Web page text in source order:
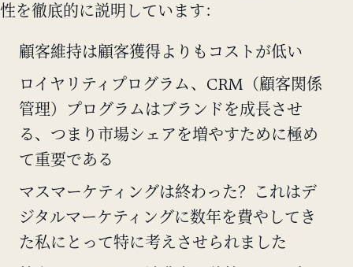
性を徹底的に説明しています：
顧客維持は顧客獲得よりもコストが低い
ロイヤリティプログラム、CRM（顧客関係
管理）プログラムはブランドを成長させ
る、つまり市場シェアを増やすために極め
て重要である
マスマーケティングは終わった？これはデ
ジタルマーケティングに数年を費やしてき
た私にとって特に考えさせられました